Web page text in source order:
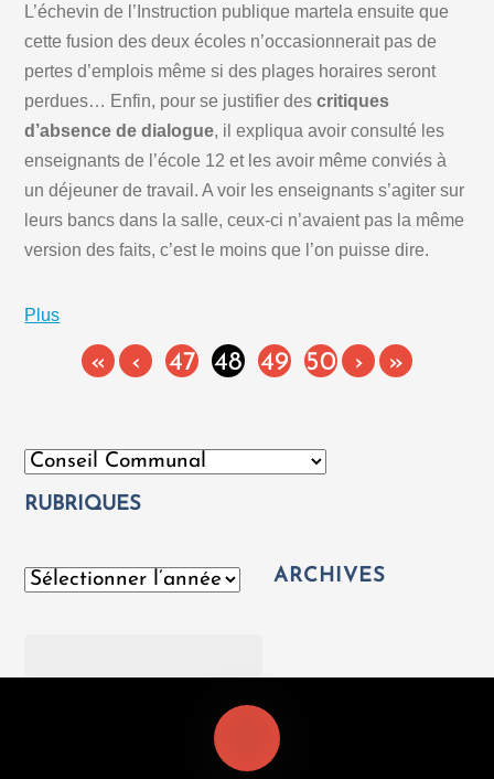
L’échevin de l’Instruction publique martela ensuite que
cette fusion des deux écoles n’occasionnerait pas de
pertes d’emplois même si des plages horaires seront
perdues… Enfin, pour se justifier descritiques
d’absence de dialogue, il expliqua avoir consulté les
enseignants de l’école 12 et les avoir même conviés à
un déjeuner de travail. A voir les enseignants s’agiter sur
leurs bancs dans la salle, ceux-ci n’avaient pas la même
version des faits, c’est le moins que l’on puisse dire.
Plus
« ‹ 47 48 49 50 › »
Catégories
RUBRIQUES
Archives ARCHIVES